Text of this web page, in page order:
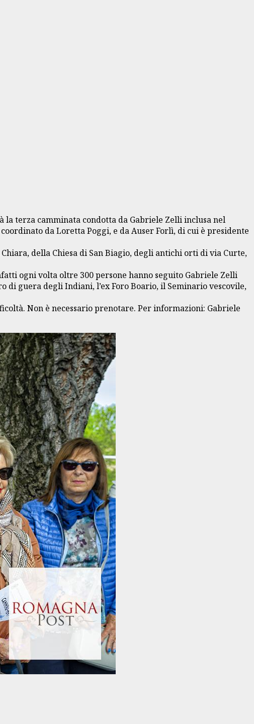
la terza camminata condotta da Gabriele Zelli inclusa nel
da Loretta Poggi, e da Auser Forlì, di cui è presidente
della Chiesa di San Biagio, degli antichi orti di via Curte,
ogni volta oltre 300 persone hanno seguito Gabriele Zelli
guera degli Indiani, l’ex Foro Boario, il Seminario vescovile,
Non è necessario prenotare. Per informazioni: Gabriele